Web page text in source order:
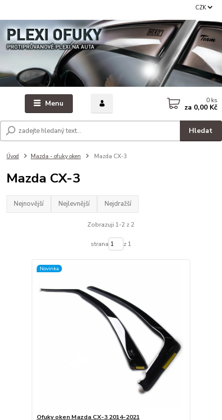
Menu
CZK
Hledat
0 ks
za 0,00 Kč
Úvod Mazda - ofuky oken Mazda CX-3
Mazda CX-3
Nejnovější Nejlevnější Nejdražší
Zobrazuji 1-2 z 2
strana z 1
Novinka
Ofuky oken Mazda CX-3 2014-2021